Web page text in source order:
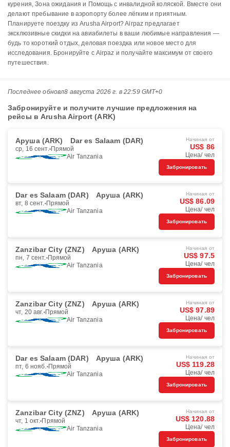
курения, Зона ожидания и Помощь с инвалидной коляской. Вместе они
делают пребывание в аэропорту более лёгким и приятным.
Планируете поездку из Arusha Airport? Airpaz предлагает
эксклюзивные скидки на авиабилеты в ваши любимые направления —
будь то короткий отдых, деловая поездка или новое место для
исследования. Бронируйте с Airpaz и получайте максимум от своего
путешествия.
Последнее обновл8 августа 2026 г. в 22:59 GMT+0
Забронируйте и получите лучшие предложения на
рейсы в Arusha Airport (ARK)
Аруша (ARK) Dar es Salaam (DAR)
ср, 16 сент. Прямой
Air Tanzania
Начиная от
US$ 86
Цена/ чел
Забронировать
Dar es Salaam (DAR) Аруша (ARK)
вт, 8 сент. Прямой
Air Tanzania
Начиная от
US$ 86.09
Цена/ чел
Забронировать
Zanzibar City (ZNZ) Аруша (ARK)
пн, 7 сент. Прямой
Air Tanzania
Начиная от
US$ 97.5
Цена/ чел
Забронировать
Zanzibar City (ZNZ) Аруша (ARK)
чт, 20 авг. Прямой
Air Tanzania
Начиная от
US$ 97.89
Цена/ чел
Забронировать
Dar es Salaam (DAR) Аруша (ARK)
пт, 6 нояб. Прямой
Air Tanzania
Начиная от
US$ 119.28
Цена/ чел
Забронировать
Zanzibar City (ZNZ) Аруша (ARK)
чт, 1 окт. Прямой
Air Tanzania
Начиная от
US$ 120.88
Цена/ чел
Забронировать